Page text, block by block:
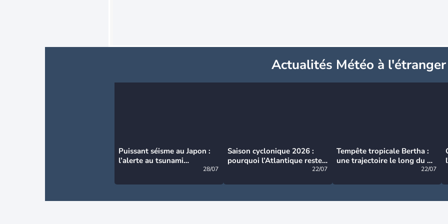
Actualités Météo à l'étranger
Puissant séisme au Japon :
l’alerte au tsunami
28/07
Saison cyclonique 2026 :
pourquoi l’Atlantique reste
22/07
Tempête tropicale Bertha :
une trajectoire le long du du
22/07